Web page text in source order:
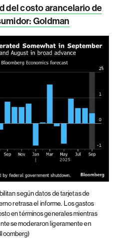
del costo arancelario de
Goldman
según datos de tarjetas de
retrasa el informe. Los gastos
en términos generales mientras
se moderaron ligeramente en